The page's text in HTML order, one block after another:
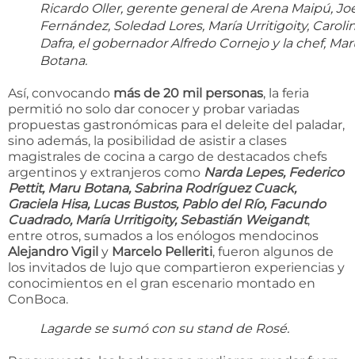
Ricardo Oller, gerente general de Arena Maipú,
Fernández, Soledad Lores, María Urritigoity,
Dafra, el gobernador Alfredo Cornejo y la chef,
Botana.
Así, convocando más de 20 mil personas, la feria
permitió no solo dar conocer y probar variadas
propuestas gastronómicas para el deleite del paladar,
sino además, la posibilidad de asistir a clases
magistrales de cocina a cargo de destacados chefs
argentinos y extranjeros como Narda Lepes, Federico
Pettit, Maru Botana, Sabrina Rodríguez Cuack,
Graciela Hisa, Lucas Bustos, Pablo del Río, Facundo
Cuadrado, María Urritigoity, Sebastián Weigandt,
entre otros, sumados a los enólogos mendocinos
Alejandro Vigil y Marcelo Pelleriti, fueron algunos de
los invitados de lujo que compartieron experiencias y
conocimientos en el gran escenario montado en
ConBoca.
Lagarde se sumó con su stand de Rosé.